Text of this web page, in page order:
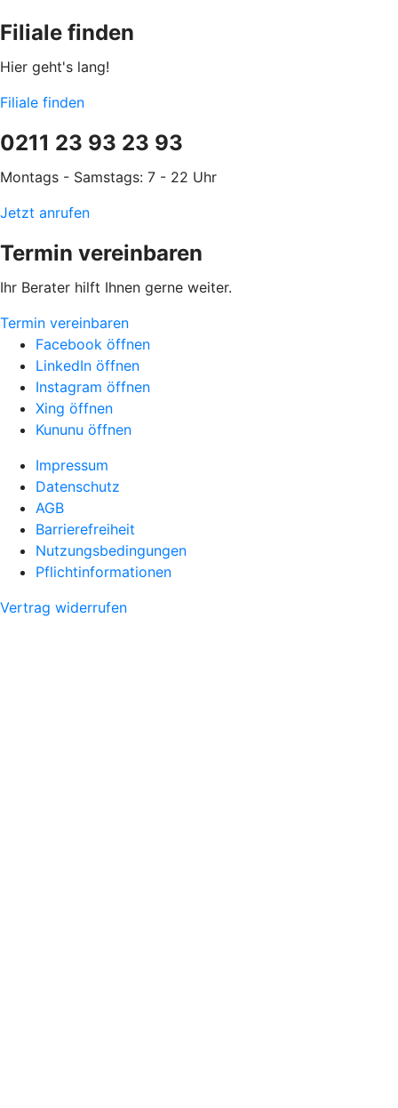
Filiale finden
Hier geht's lang!
Filiale finden
0211 23 93 23 93
Montags - Samstags: 7 - 22 Uhr
Jetzt anrufen
Termin vereinbaren
Ihr Berater hilft Ihnen gerne weiter.
Termin vereinbaren
Facebook öffnen
LinkedIn öffnen
Instagram öffnen
Xing öffnen
Kununu öffnen
Impressum
Datenschutz
AGB
Barrierefreiheit
Nutzungsbedingungen
Pflichtinformationen
Vertrag widerrufen